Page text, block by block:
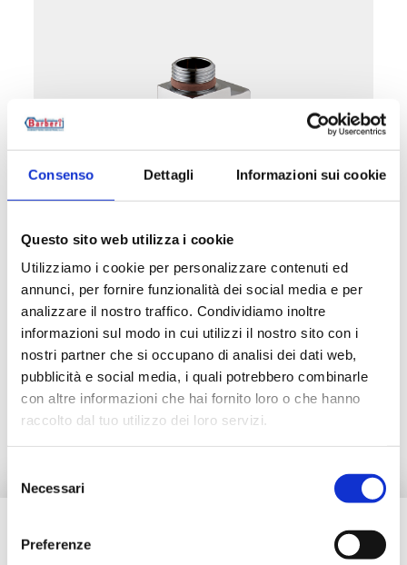
Consenso Dettagli Informazioni sui cookie
Questo sito web utilizza i cookie
Utilizziamo i cookie per personalizzare contenuti ed
annunci, per fornire funzionalità dei social media e per
analizzare il nostro traffico. Condividiamo inoltre
informazioni sul modo in cui utilizzi il nostro sito con i
nostri partner che si occupano di analisi dei dati web,
pubblicità e social media, i quali potrebbero combinarle
con altre informazioni che hai fornito loro o che hanno
raccolto dal tuo utilizzo dei loro servizi.
delNecessari
Preferenze
União do quadro em “T”
Temperatura máxima de exercício: 95 °C.
Pressão máxima de exercício: 10 bar
Ir para o produto